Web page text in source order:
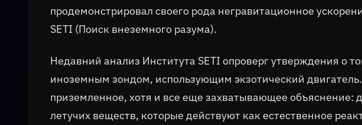
продемонстрировал своего рода негравитационное
SETI (Поиск внеземного разума).
Недавний анализ Института SETI опроверг утверждения о
иноземным зондом, использующим экзотический
приземленное, хотя и все еще захватывающее объяснение:
летучих веществ, которые действуют как естественное